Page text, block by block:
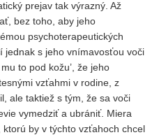
prejav tak výrazný. Až
bez toho, aby jeho
psychoterapeutických
jednak s jeho vnímavosťou voči
to pod kožu’, že jeho
vzťahmi v rodine, z
ale taktiež s tým, že sa voči
vymedziť a ubrániť. Miera
by v týchto vzťahoch chcel